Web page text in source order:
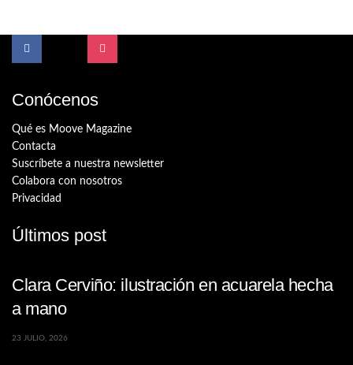
Conócenos
Qué es Moove Magazine
Contacta
Suscríbete a nuestra newsletter
Colabora con nosotros
Privacidad
Últimos post
Clara Cerviño: ilustración en acuarela hecha
a mano
23 JULIO, 2026